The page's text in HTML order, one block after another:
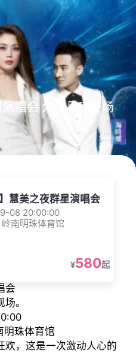
演唱会 为你呈现一场
】慧美之夜群星演唱会
08 20:00:00
岭南明珠体育馆
¥580起
会
。
明珠体育馆
欢，这是一次激动人心的